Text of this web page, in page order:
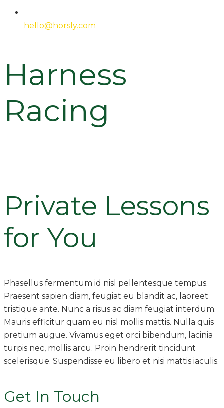
hello@horsly.com
Harness
Racing
Private Lessons
for You
Phasellus fermentum id nisl pellentesque tempus.
Praesent sapien diam, feugiat eu blandit ac, laoreet
tristique ante. Nunc a risus ac diam feugiat interdum.
Mauris efficitur quam eu nisl mollis mattis. Nulla quis
pretium augue. Vivamus eget orci bibendum, lacinia
turpis nec, mollis arcu. Proin hendrerit tincidunt
scelerisque. Suspendisse eu libero et nisi mattis iaculis.
Get In Touch